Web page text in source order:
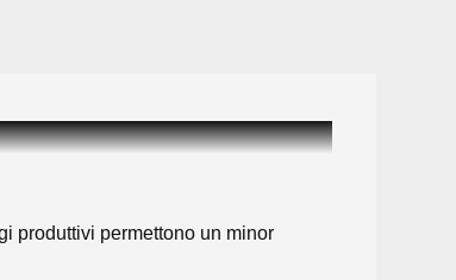
produttivi permettono un minor